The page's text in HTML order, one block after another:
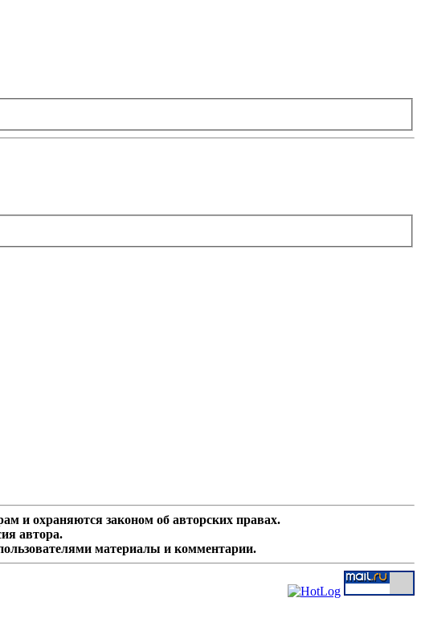
и охраняются законом об авторских правах.
автора.
материалы и комментарии.